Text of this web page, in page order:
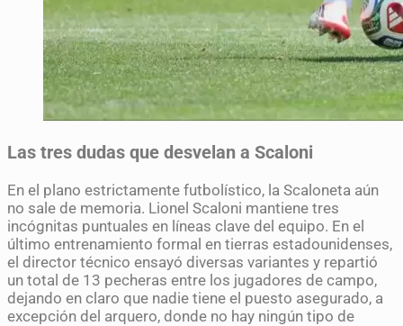
Las tres dudas que desvelan a Scaloni
En el plano estrictamente futbolístico, la Scaloneta aún
no sale de memoria. Lionel Scaloni mantiene tres
incógnitas puntuales en líneas clave del equipo. En el
último entrenamiento formal en tierras estadounidenses,
el director técnico ensayó diversas variantes y repartió
un total de 13 pecheras entre los jugadores de campo,
dejando en claro que nadie tiene el puesto asegurado, a
excepción del arquero, donde no hay ningún tipo de